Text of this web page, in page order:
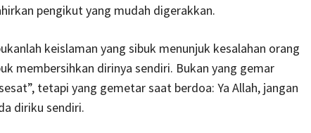
pengikut yang mudah digerakkan.
keislaman yang sibuk menunjuk kesalahan orang
membersihkan dirinya sendiri. Bukan yang gemar
tetapi yang gemetar saat berdoa: Ya Allah, jangan
diriku sendiri.